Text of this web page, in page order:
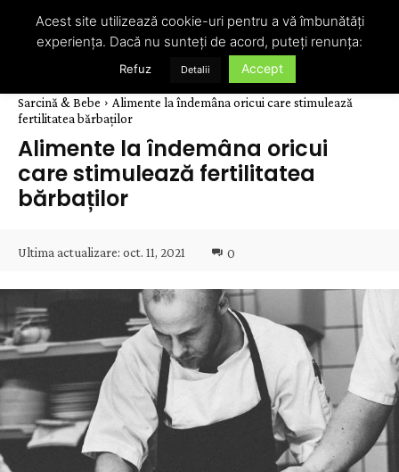
Sarcină & Bebe
Alimente la îndemâna oricui care stimulează
fertilitatea bărbaților
Alimente la îndemâna oricui
care stimulează fertilitatea
bărbaților
Ultima actualizare: oct. 11, 2021 0
Acest site utilizează cookie-uri pentru a vă îmbunătăți
experiența. Dacă nu sunteți de acord, puteți renunța:
Refuz Detalii Accept